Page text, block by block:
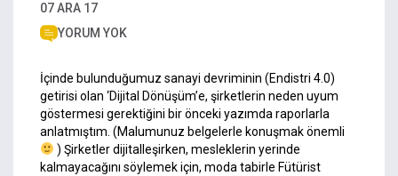
07 ARA 17
YORUM YOK
İçinde bulunduğumuz sanayi devriminin (Endistri 4.0)
getirisi olan ‘Dijital Dönüşüm’e, şirketlerin neden uyum
göstermesi gerektiğini bir önceki yazımda raporlarla
anlatmıştım. (Malumunuz belgelerle konuşmak önemli
) Şirketler dijitalleşirken, mesleklerin yerinde
kalmayacağını söylemek için, moda tabirle Fütürist